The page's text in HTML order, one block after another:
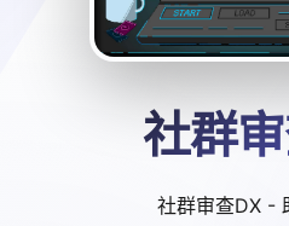
社群
社群审查DX -